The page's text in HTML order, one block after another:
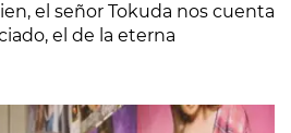
el señor Tokuda nos cuenta
el de la eterna